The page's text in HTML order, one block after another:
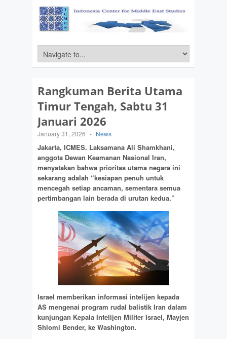
Rangkuman Berita Utama
Timur Tengah, Sabtu 31
Januari 2026
January 31, 2026 - News
Jakarta, ICMES. Laksamana Ali Shamkhani,
anggota Dewan Keamanan Nasional Iran,
menyatakan bahwa prioritas utama negara ini
sekarang adalah “kesiapan penuh untuk
mencegah setiap ancaman, sementara semua
pertimbangan lain berada di urutan kedua.”
Israel memberikan informasi intelijen kepada
AS mengenai program rudal balistik Iran dalam
kunjungan Kepala Intelijen Militer Israel, Mayjen
Shlomi Bender, ke Washington.